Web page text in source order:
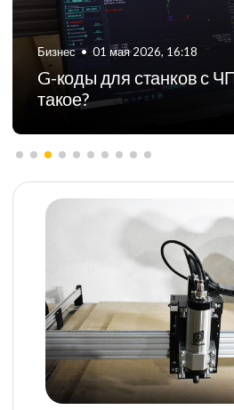
Бизнес • 06 августа 2024, 11:21
ТОП-5 российских
фрезерных станков с ЧПУ